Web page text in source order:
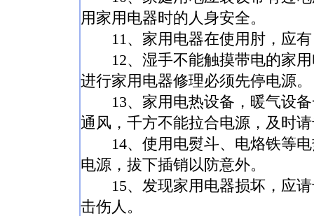
用家用电器时的人身安全。
11、家用电器在使用肘，应有
12、湿手不能触摸带电的家用
进行家用电器修理必须先停电源
13、家用电热设备，暖气设备
通风，千方不能拉合电源，及时
14、使用电熨斗、电烙铁等电
电源，拔下插销以防意外。
15、发现家用电器损坏，应请
击伤人。